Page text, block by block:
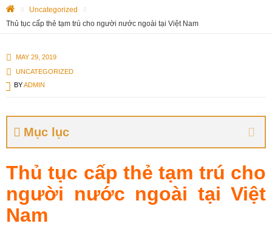
Uncategorized
Thủ tục cấp thẻ tạm trú cho người nước ngoài tại Việt Nam
MAY 29, 2019
UNCATEGORIZED
BYADMIN
Mục lục
Thủ tục cấp thẻ tạm trú cho
người nước ngoài tại Việt
Nam